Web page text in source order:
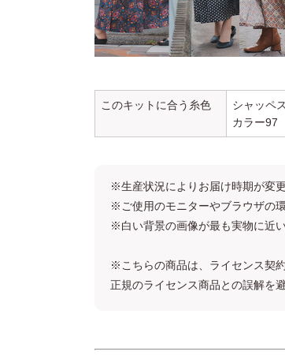
このキットに合う糸色
シャッペ
カラー97
※生産状況によりお届け時期が変
※ご使用のモニターやブラウザの
※白い背景の画像が最も実物に近い
※こちらの商品は、ライセンス契
正規のライセンス商品との誤解を